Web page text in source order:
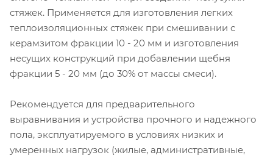
стяжек. Применяется для изготовления легких
теплоизоляционных стяжек при смешивании с
керамзитом фракции 10 - 20 мм и изготовления
несущих конструкций при добавлении щебня
фракции 5 - 20 мм (до 30% от массы смеси).
Рекомендуется для предварительного
выравнивания и устройства прочного и надежного
пола, эксплуатируемого в условиях низких и
умеренных нагрузок (жилые, административные,